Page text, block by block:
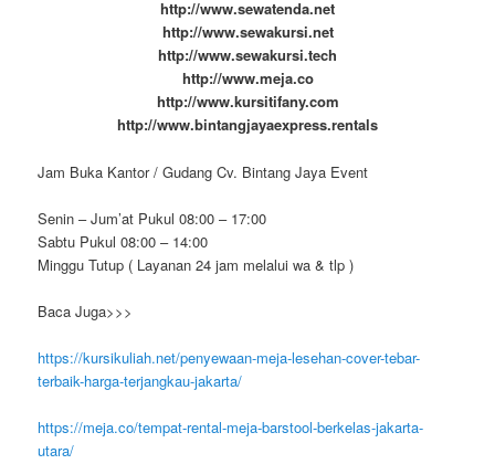
http://www.sewatenda.net
http://www.sewakursi.net
http://www.sewakursi.tech
http://www.meja.co
http://www.kursitifany.com
http://www.bintangjayaexpress.rentals
Jam Buka Kantor / Gudang Cv. Bintang Jaya Event
Senin – Jum’at Pukul 08:00 – 17:00
Sabtu Pukul 08:00 – 14:00
Minggu Tutup ( Layanan 24 jam melalui wa & tlp )
Baca Juga>>>
https://kursikuliah.net/penyewaan-meja-lesehan-cover-tebar-
terbaik-harga-terjangkau-jakarta/
https://meja.co/tempat-rental-meja-barstool-berkelas-jakarta-
utara/